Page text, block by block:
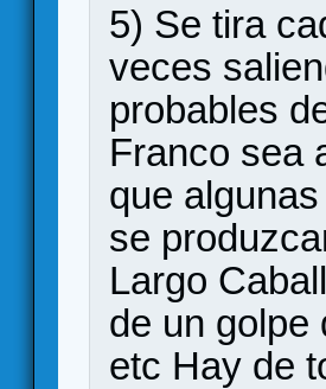
5) Se tira
veces
probables
Franco sea
que
se
Largo
de un golpe
etc Hay de